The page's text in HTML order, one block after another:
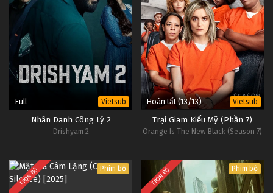
Full Vietsub
Nhân Danh Công Lý 2
Drishyam 2
Hoàn tất (13/13) Vietsub
Trại Giam Kiểu Mỹ (Phần 7)
Orange Is The New Black (Season 7)
TRỌN BỘ Phim bộ TRỌN BỘ Phim bộ